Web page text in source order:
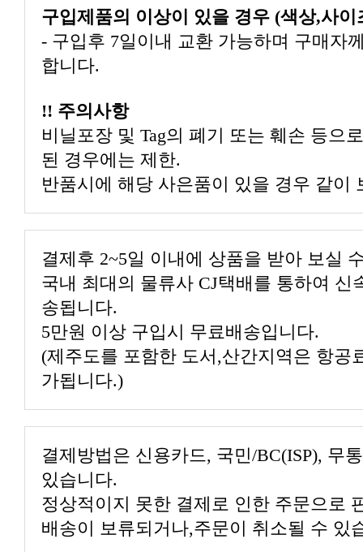
구입제품의 이상이 있을 경우 (색상,사
합니다.
!! 주의사항
된 경우에는 제한.
반품시에 해당 사은품이 있을 경우 같이
결제후 2~5일 이내에 상품을 받아 보실
송됩니다.
5만원 이상 구입시 무료배송입니다.
가됩니다.)
있습니다.
배송이 보류되거나,주문이 취소될 수 있